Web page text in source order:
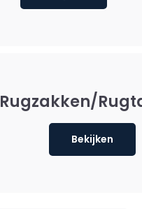
Rugzakken/
Bekijken